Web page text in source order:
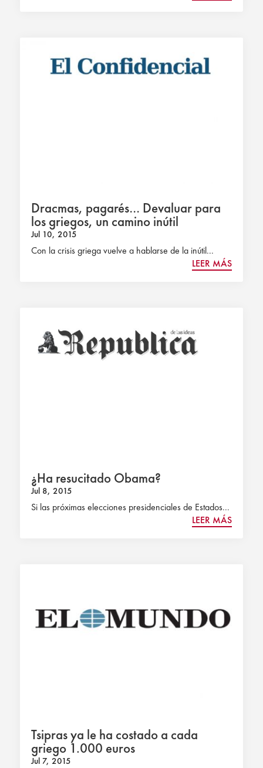
Dracmas, pagarés… Devaluar para
los griegos, un camino inútil
Jul 10, 2015
Con la crisis griega vuelve a hablarse de la inútil...
LEER MÁS
¿Ha resucitado Obama?
Jul 8, 2015
Si las próximas elecciones presidenciales de Estados...
LEER MÁS
Tsipras ya le ha costado a cada
griego 1.000 euros
Jul 7, 2015